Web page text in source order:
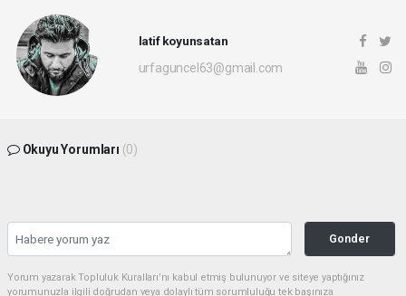
latif koyunsatan
urfaguncel63@gmail.com
Okuyu Yorumları (0)
Gonder
Yorum yazarak Topluluk Kuralları’nı kabul etmiş bulunuyor ve siteye yaptığınız
yorumunuzla ilgili doğrudan veya dolaylı tüm sorumluluğu tek başınıza